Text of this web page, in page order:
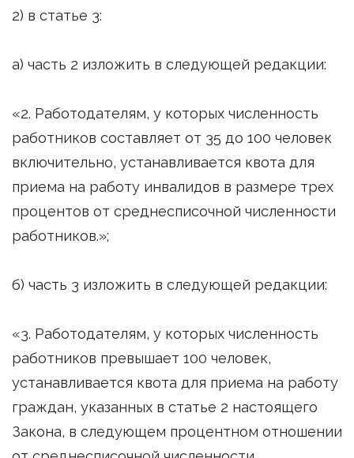
2) в статье 3:
а) часть 2 изложить в следующей редакции:
«2. Работодателям, у которых численность
работников составляет от 35 до 100 человек
включительно, устанавливается квота для
приема на работу инвалидов в размере трех
процентов от среднесписочной численности
работников.»;
б) часть 3 изложить в следующей редакции:
«3. Работодателям, у которых численность
работников превышает 100 человек,
устанавливается квота для приема на работу
граждан, указанных в статье 2 настоящего
Закона, в следующем процентном отношении